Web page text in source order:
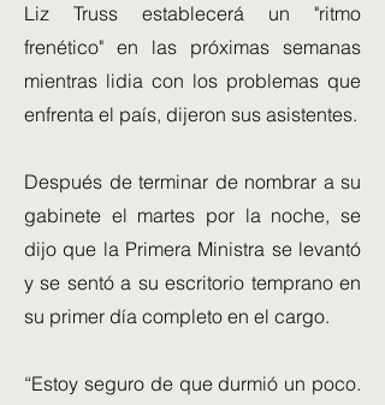
Liz Truss establecerá un "ritmo
frenético" en las próximas semanas
mientras lidia con los problemas que
enfrenta el país, dijeron sus asistentes.
Después de terminar de nombrar a su
gabinete el martes por la noche, se
dijo que la Primera Ministra se levantó
y se sentó a su escritorio temprano en
su primer día completo en el cargo.
“Estoy seguro de que durmió un poco.